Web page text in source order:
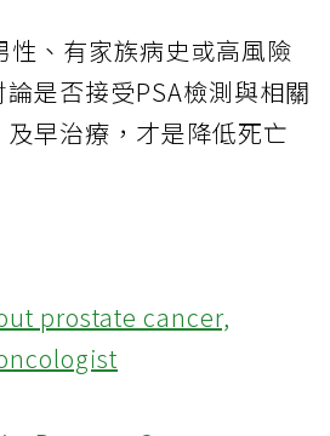
性、有家族病史或高風險
是否接受PSA檢測與相關
早治療，才是降低死亡
prostate cancer,